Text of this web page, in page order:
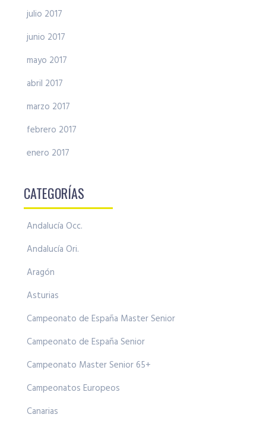
julio 2017
junio 2017
mayo 2017
abril 2017
marzo 2017
febrero 2017
enero 2017
CATEGORÍAS
Andalucía Occ.
Andalucía Ori.
Aragón
Asturias
Campeonato de España Master Senior
Campeonato de España Senior
Campeonato Master Senior 65+
Campeonatos Europeos
Canarias